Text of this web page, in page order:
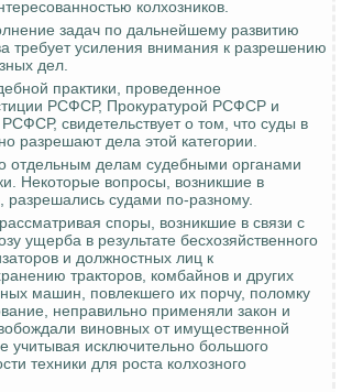
колхозников.
задач по дальнейшему развитию
требует усиления внимания к разрешению
дел.
практики, проведенное
РСФСР, Прокуратурой РСФСР и
свидетельствует о том, что суды в
разрешают дела этой категории.
отдельным делам судебными органами
Некоторые вопросы, возникшие в
разрешались судами по-разному.
споры, возникшие в связи с
ущерба в результате бесхозяйственного
и должностных лиц к
тракторов, комбайнов и других
машин, повлекшего их порчу, поломку
неправильно применяли закон и
виновных от имущественной
учитывая исключительно большого
техники для роста колхозного